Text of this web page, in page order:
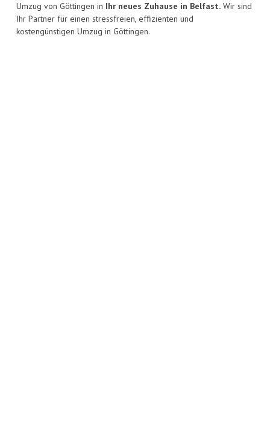
Umzug von Göttingen in Ihr neues Zuhause in Belfast. Wir sind
Ihr Partner für einen stressfreien, effizienten und
kostengünstigen Umzug in Göttingen.